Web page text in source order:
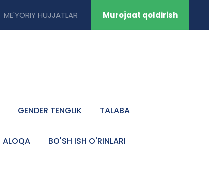
ME'YORIY HUJJATLAR Murojaat qoldirish
GENDER TENGLIK TALABA
ALOQA BO'SH ISH O'RINLARI